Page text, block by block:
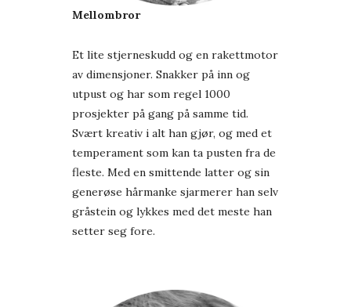
Mellombror
Et lite stjerneskudd og en rakettmotor
av dimensjoner. Snakker på inn og
utpust og har som regel 1000
prosjekter på gang på samme tid.
Svært kreativ i alt han gjør, og med et
temperament som kan ta pusten fra de
fleste. Med en smittende latter og sin
generøse hårmanke sjarmerer han selv
gråstein og lykkes med det meste han
setter seg fore.